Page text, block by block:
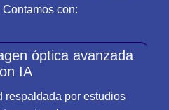
con:
óptica avanzada
IA
respaldada por estudios